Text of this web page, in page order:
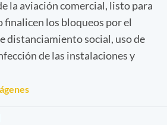
la aviación comercial, listo para
finalicen los bloqueos por el
distanciamiento social, uso de
de las instalaciones y